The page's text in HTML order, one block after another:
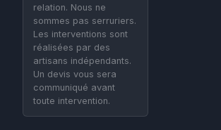
relation. Nous ne
sommes pas serruriers.
Les interventions sont
réalisées par des
artisans indépendants.
Un devis vous sera
communiqué avant
toute intervention.